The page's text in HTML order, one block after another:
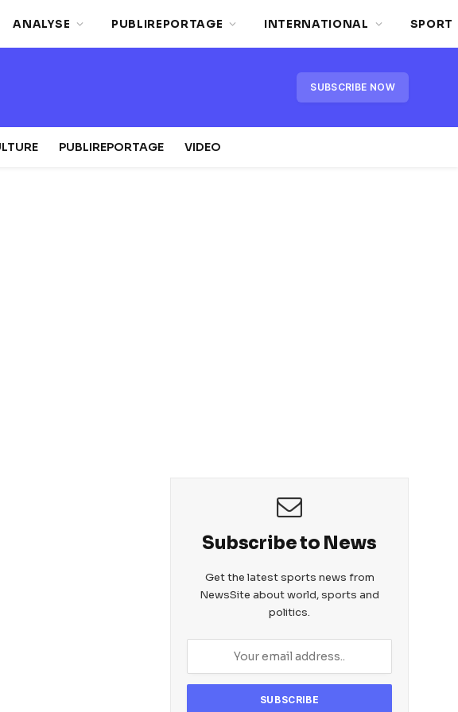
ANALYSE PUBLIREPORTAGE INTERNATIONAL SPORT
SUBSCRIBE NOW
PUBLIREPORTAGE VIDEO
Subscribe to News
Get the latest sports news from
NewsSite about world, sports and
politics.